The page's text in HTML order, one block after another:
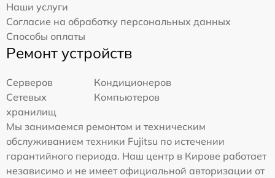
Наши услуги
Согласие на обработку персональных данных
Способы оплаты
Ремонт устройств
Серверов
Кондиционеров
Сетевых
хранилищ
Компьютеров
Мы занимаемся ремонтом и техническим
обслуживанием техники Fujitsu по истечении
гарантийного периода. Наш центр в Кирове работает
независимо и не имеет официальной авторизации от